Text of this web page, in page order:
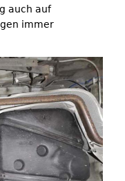
auch auf
immer